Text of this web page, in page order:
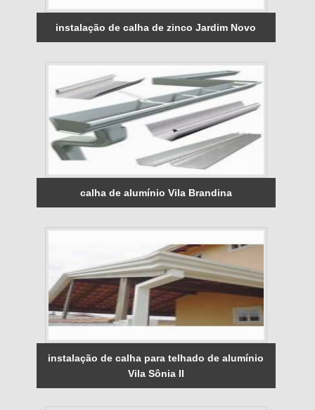
instalação de calha de zinco Jardim Novo
calha de alumínio Vila Brandina
instalação de calha para telhado de alumínio
Vila Sônia II